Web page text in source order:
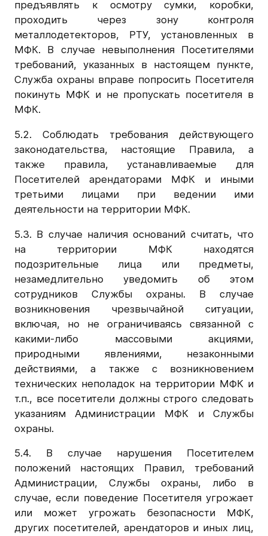
предъявлять к осмотру сумки, коробки,
проходить через зону контроля
металлодетекторов, РТУ, установленных в
МФК. В случае невыполнения Посетителями
требований, указанных в настоящем пункте,
Служба охраны вправе попросить Посетителя
покинуть МФК и не пропускать посетителя в
МФК.
5.2. Соблюдать требования действующего
законодательства, настоящие Правила, а
также правила, устанавливаемые для
Посетителей арендаторами МФК и иными
третьими лицами при ведении ими
деятельности на территории МФК.
5.3. В случае наличия оснований считать, что
на территории МФК находятся
подозрительные лица или предметы,
незамедлительно уведомить об этом
сотрудников Службы охраны. В случае
возникновения чрезвычайной ситуации,
включая, но не ограничиваясь связанной с
какими-либо массовыми акциями,
природными явлениями, незаконными
действиями, а также с возникновением
технических неполадок на территории МФК и
т.п., все посетители должны строго следовать
указаниям Администрации МФК и Службы
охраны.
5.4. В случае нарушения Посетителем
положений настоящих Правил, требований
Администрации, Службы охраны, либо в
случае, если поведение Посетителя угрожает
или может угрожать безопасности МФК,
других посетителей, арендаторов и иных лиц,